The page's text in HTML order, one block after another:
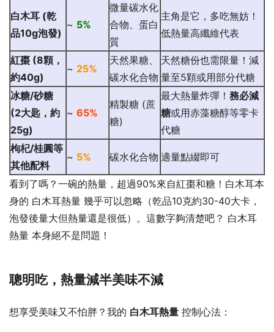
白木耳 (乾
品10g泡發)
~ 5%
微量碳水化
合物、蛋白
質
主角是它，多吃無妨！
低熱量高纖維代表
紅棗 (8顆，
約40g)
~ 25%
天然果糖、
碳水化合物
天然糖份也需限量！減
量至5顆或用部分代糖
冰糖/砂糖
(2大匙，約
25g)
~ 65%
精製糖 (蔗
糖)
最大熱量炸彈！ 務必減
糖或用赤藻糖醇等零卡
代糖
枸杞/桂圓等
其他配料
~ 5% 碳水化合物 適量點綴即可
看到了嗎？一碗的熱量，超過90%來自紅棗和糖！白木耳本
身的 白木耳熱量 幾乎可以忽略（乾品10克約30-40大卡，
泡發後量大但熱量還是很低）。這數字夠清楚吧？ 白木耳
熱量 本身絕不是問題！
聰明吃，熱量減半美味不減
想享受美味又不怕胖？我的 白木耳熱量 控制心法：